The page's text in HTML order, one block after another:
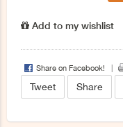
Add to my wishlist
Share on Facebook!
Tweet Share